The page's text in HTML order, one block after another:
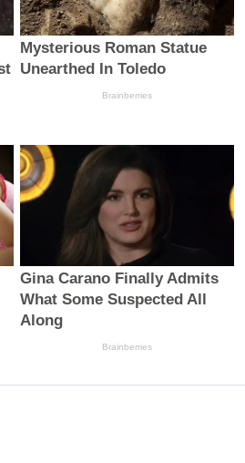
Mysterious Roman Statue
Unearthed In Toledo
Brainberries
Gina Carano Finally Admits
What Some Suspected All
Along
Brainberries